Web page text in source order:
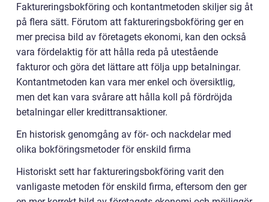
Faktureringsbokföring och kontantmetoden skiljer sig åt
på flera sätt. Förutom att faktureringsbokföring ger en
mer precisa bild av företagets ekonomi, kan den också
vara fördelaktig för att hålla reda på utestående
fakturor och göra det lättare att följa upp betalningar.
Kontantmetoden kan vara mer enkel och översiktlig,
men det kan vara svårare att hålla koll på fördröjda
betalningar eller kredittransaktioner.
En historisk genomgång av för- och nackdelar med
olika bokföringsmetoder för enskild firma
Historiskt sett har faktureringsbokföring varit den
vanligaste metoden för enskild firma, eftersom den ger